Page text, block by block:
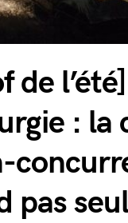
de l’été]
: la
pas